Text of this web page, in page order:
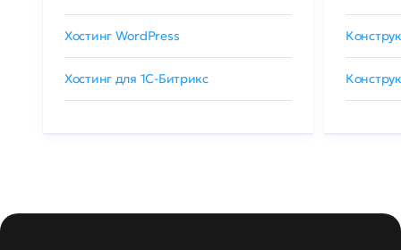
Хостинг WordPress
Хостинг для 1C-Битрикс